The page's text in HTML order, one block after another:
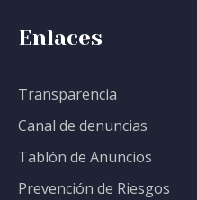
Enlaces
Transparencia
Canal de denuncias
Tablón de Anuncios
Prevención de Riesgos